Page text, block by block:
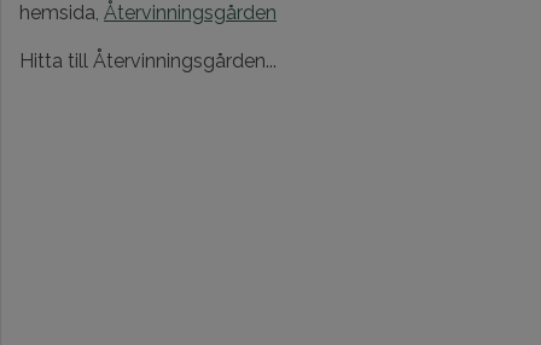
hemsida, Återvinningsgården
Hitta till Återvinningsgården...